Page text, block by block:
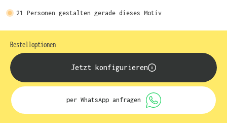
21 Personen gestalten gerade dieses Motiv
Bestelloptionen
Jetzt konfigurieren
per WhatsApp anfragen